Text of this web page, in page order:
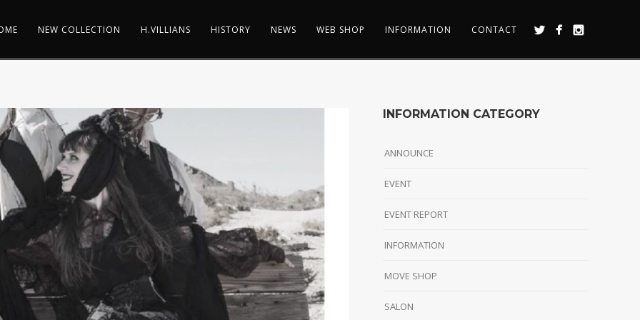
NEW COLLECTION H.VILLIANS HISTORY NEWS WEB SHOP INFORMATION CONTACT
INFORMATION CATEGORY
ANNOUNCE
EVENT
EVENT REPORT
INFORMATION
MOVE SHOP
SALON